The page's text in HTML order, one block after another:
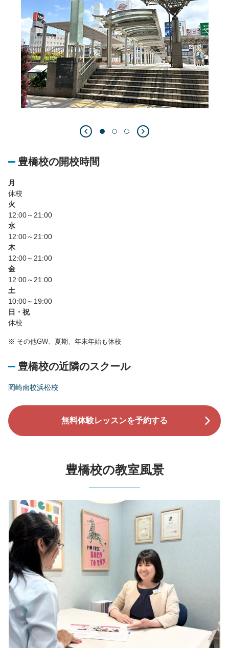
豊橋校の開校時間
月
休校
火
12:00～21:00
水
12:00～21:00
木
12:00～21:00
金
12:00～21:00
土
10:00～19:00
日・祝
休校
※ その他GW、夏期、年末年始も休校
豊橋校の近隣のスクール
岡崎南校浜松校
無料体験レッスンを予約する
豊橋校の教室風景